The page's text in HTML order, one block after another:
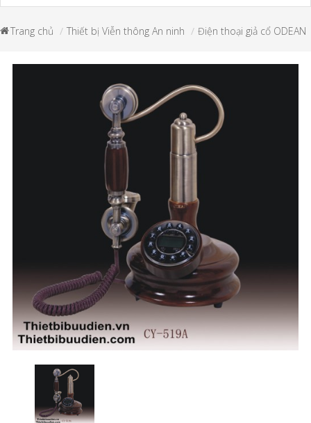
Trang chủ Thiết bị Viễn thông An ninh Điện thoại giả cổ ODEAN